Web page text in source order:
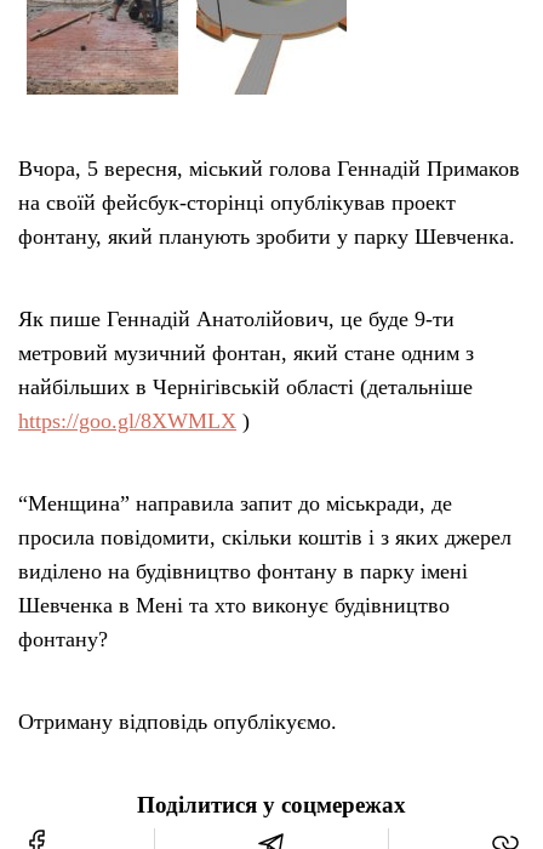
Вчора, 5 вересня, міський голова Геннадій Примаков
на своїй фейсбук-сторінці опублікував проект
фонтану, який планують зробити у парку Шевченка.
Як пише Геннадій Анатолійович, це буде 9-ти
метровий музичний фонтан, який стане одним з
найбільших в Чернігівській області (детальніше
https://goo.gl/8XWMLX )
“Менщина” направила запит до міськради, де
просила повідомити, скільки коштів і з яких джерел
виділено на будівництво фонтану в парку імені
Шевченка в Мені та хто виконує будівництво
фонтану?
Отриману відповідь опублікуємо.
Поділитися у соцмережах